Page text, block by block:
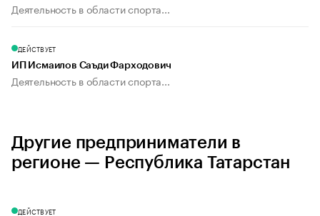
Деятельность в области спорта...
ДЕЙСТВУЕТ
ИП Исмаилов Саъди Фарходович
Деятельность в области спорта...
Другие предприниматели в
регионе — Республика Татарстан
ДЕЙСТВУЕТ